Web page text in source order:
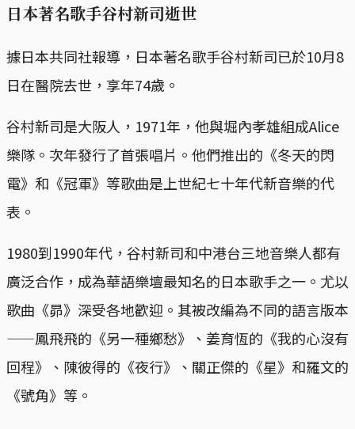
日本著名歌手谷村新司逝世
據日本共同社報導，日本著名歌手谷村新司已於10月8
日在醫院去世，享年74歲。
谷村新司是大阪人，1971年，他與堀內孝雄組成Alice
樂隊。次年發行了首張唱片。他們推出的《冬天的閃
電》和《冠軍》等歌曲是上世紀七十年代新音樂的代
表。
1980到1990年代，谷村新司和中港台三地音樂人都有
廣泛合作，成為華語樂壇最知名的日本歌手之一。尤以
歌曲《昴》深受各地歡迎。其被改編為不同的語言版本
——鳳飛飛的《另一種鄉愁》、姜育恆的《我的心沒有
回程》、陳彼得的《夜行》、關正傑的《星》和羅文的
《號角》等。